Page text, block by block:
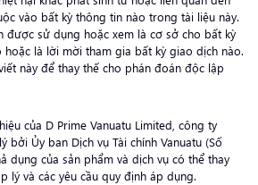
vào bất kỳ thông tin nào trong tài liệu này.
được sử dụng hoặc xem là cơ sở cho bất kỳ
là lời mời tham gia bất kỳ giao dịch nào.
này để thay thế cho phán đoán độc lập
của D Prime Vanuatu Limited, công ty
bởi Ủy ban Dịch vụ Tài chính Vanuatu (Số
dụng của sản phẩm và dịch vụ có thể thay
lý và các yêu cầu quy định áp dụng.